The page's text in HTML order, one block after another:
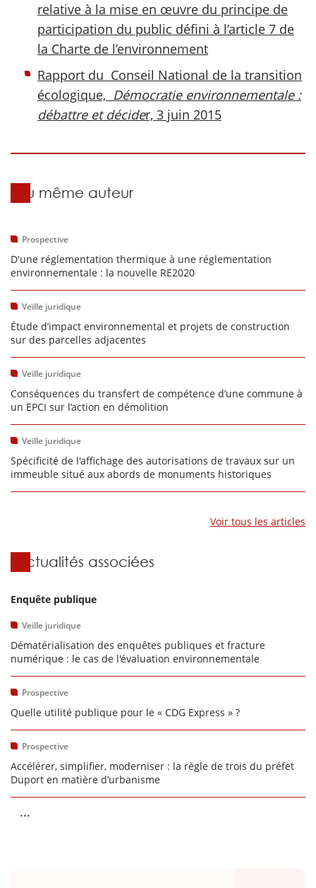
relative à la mise en œuvre du principe de
participation du public défini à l’article 7 de
la Charte de l’environnement
Rapport du Conseil National de la transition
écologique, Démocratie environnementale :
débattre et décider, 3 juin 2015
Du même auteur
Prospective
D'une réglementation thermique à une réglementation
environnementale : la nouvelle RE2020
Veille juridique
Étude d’impact environnemental et projets de construction
sur des parcelles adjacentes
Veille juridique
Conséquences du transfert de compétence d’une commune à
un EPCI sur l’action en démolition
Veille juridique
Spécificité de l'affichage des autorisations de travaux sur un
immeuble situé aux abords de monuments historiques
Voir tous les articles
Actualités associées
Enquête publique
Veille juridique
Dématérialisation des enquêtes publiques et fracture
numérique : le cas de l'évaluation environnementale
Prospective
Quelle utilité publique pour le « CDG Express » ?
Prospective
Accélérer, simplifier, moderniser : la règle de trois du préfet
Duport en matière d’urbanisme
...